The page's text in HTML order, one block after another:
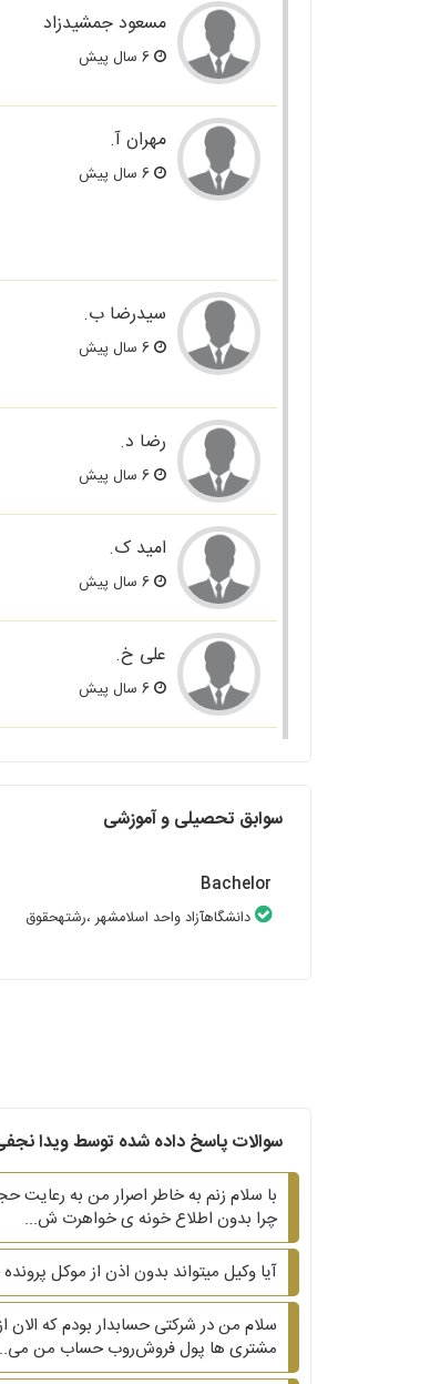
مسعود جمشیدزاد
مهران آ.
سیدرضا ب.
رضا د.
امید ک.
علی خ.
سوابق تحصیلی و آموزشی
Bachelor
دانشگاهآزاد واحد اسلامشهر ،رشتهحقوق
سوالات پاسخ داده شده توسط ویدا
با سلام زنم به خاطر اصرار من به رعایت
چرا بدون اطلاع خونه ی خواهرت ش...
آیا وکیل میتواند بدون اذن از موکل
سلام‌ من در شرکتی حسابدار بودم که
مشتری ها پول فروش‌رو‌ب حساب من